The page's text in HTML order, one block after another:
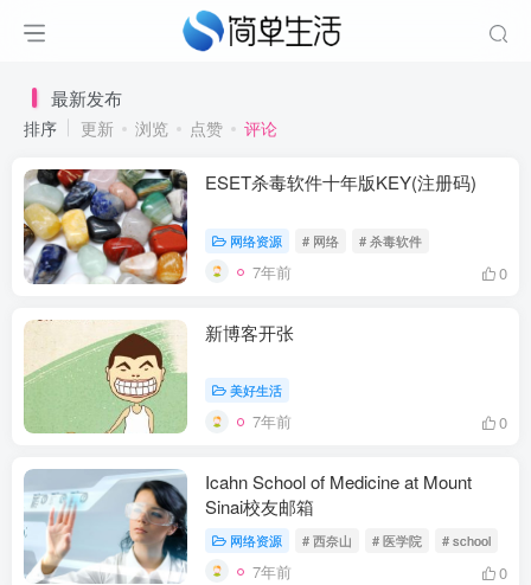
最新发布
排序 更新 浏览 点赞 评论
ESET杀毒软件十年版KEY(注册码)
网络资源 # 网络 # 杀毒软件
7年前 0
新博客开张
美好生活
7年前 0
Icahn School of Medicine at Mount
Sinai校友邮箱
网络资源 # 西奈山 # 医学院 # school
7年前 0